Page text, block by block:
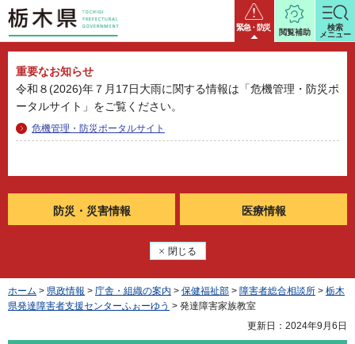
栃木県 緊急・防災
重要なお知らせ
令和８(2026)年７月17日大雨に関する情報は「危機管理・防災ポ
ータルサイト」をご覧ください。
危機管理・防災ポータルサイト
防災・ 災害情報 医療情報
閉じる
閲覧補助
検索
メニュー
ホーム > 県政情報 > 庁舎・組織の案内 > 保健福祉部 > 障害者総合相談所 > 栃木
県発達障害者支援センターふぉーゆう > 発達障害家族教室
更新日：2024年9月6日